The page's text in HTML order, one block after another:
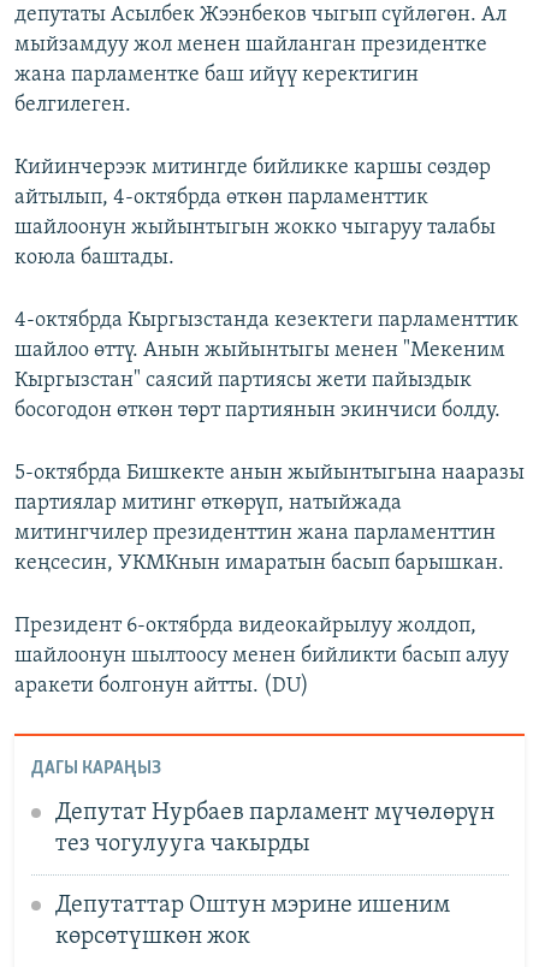
депутаты Асылбек Жээнбеков чыгып сүйлөгөн. Ал
мыйзамдуу жол менен шайланган президентке
жана парламентке баш ийүү керектигин
белгилеген.
Кийинчерээк митингде бийликке каршы сөздөр
айтылып, 4-октябрда өткөн парламенттик
шайлоонун жыйынтыгын жокко чыгаруу талабы
коюла баштады.
4-октябрда Кыргызстанда кезектеги парламенттик
шайлоо өттү. Анын жыйынтыгы менен "Мекеним
Кыргызстан" саясий партиясы жети пайыздык
босогодон өткөн төрт партиянын экинчиси болду.
5-октябрда Бишкекте анын жыйынтыгына нааразы
партиялар митинг өткөрүп, натыйжада
митингчилер президенттин жана парламенттин
кеңсесин, УКМКнын имаратын басып барышкан.
Президент 6-октябрда видеокайрылуу жолдоп,
шайлоонун шылтоосу менен бийликти басып алуу
аракети болгонун айтты. (DU)
ДАГЫ КАРАҢЫЗ
Депутат Нурбаев парламент мүчөлөрүн
тез чогулууга чакырды
Депутаттар Оштун мэрине ишеним
көрсөтүшкөн жок